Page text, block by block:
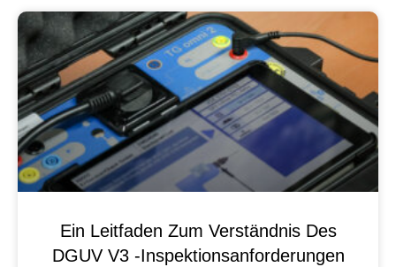
Ein Leitfaden Zum Verständnis Des
DGUV V3 -Inspektionsanforderungen